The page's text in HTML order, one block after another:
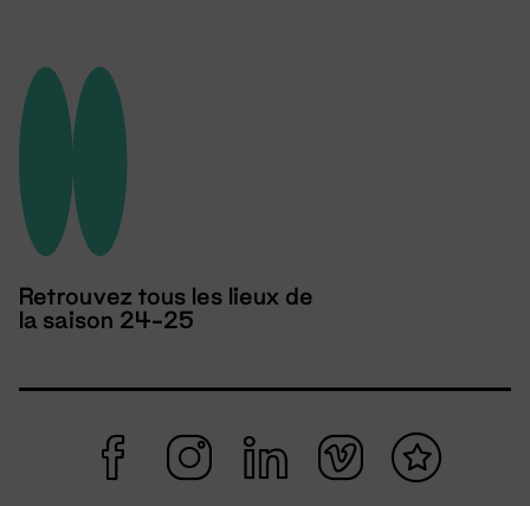
Retrouvez tous les lieux de
la saison 24-25